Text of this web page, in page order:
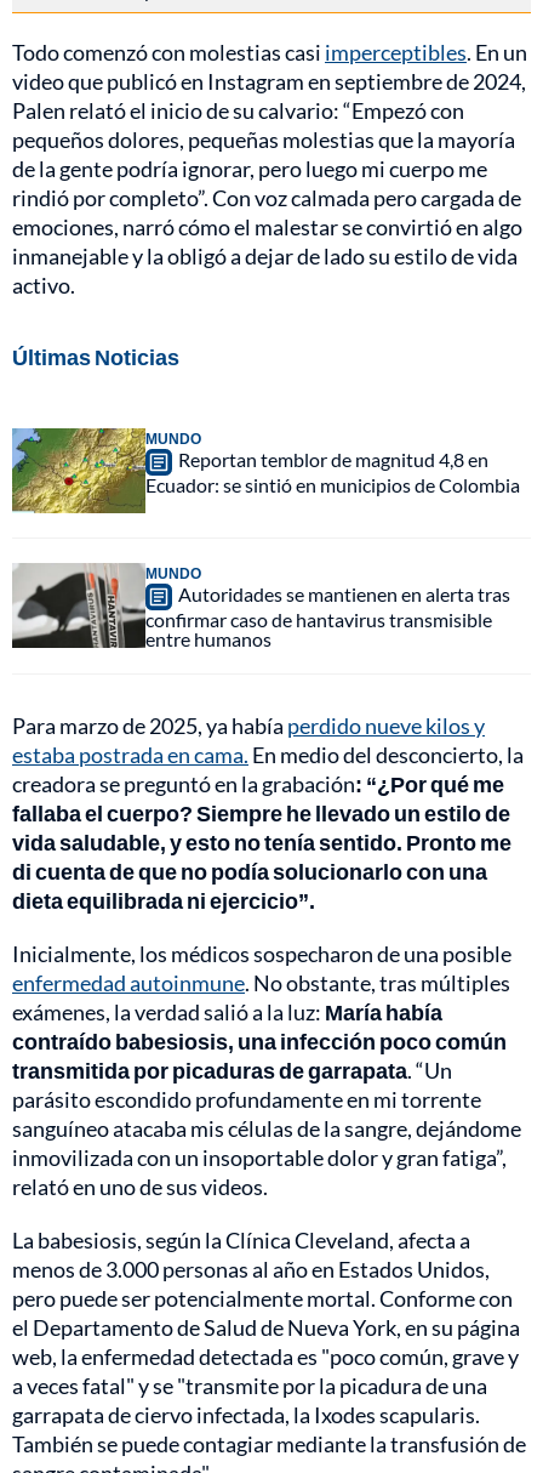
Todo comenzó con molestias casi imperceptibles. En un
video que publicó en Instagram en septiembre de 2024,
Palen relató el inicio de su calvario: “Empezó con
pequeños dolores, pequeñas molestias que la mayoría
de la gente podría ignorar, pero luego mi cuerpo me
rindió por completo”. Con voz calmada pero cargada de
emociones, narró cómo el malestar se convirtió en algo
inmanejable y la obligó a dejar de lado su estilo de vida
activo.
Últimas Noticias
MUNDO
Reportan temblor de magnitud 4,8 en
Ecuador: se sintió en municipios de Colombia
MUNDO
Autoridades se mantienen en alerta tras
confirmar caso de hantavirus transmisible
entre humanos
Para marzo de 2025, ya había perdido nueve kilos y
estaba postrada en cama. En medio del desconcierto, la
creadora se preguntó en la grabación: “¿Por qué me
fallaba el cuerpo? Siempre he llevado un estilo de
vida saludable, y esto no tenía sentido. Pronto me
di cuenta de que no podía solucionarlo con una
dieta equilibrada ni ejercicio”.
Inicialmente, los médicos sospecharon de una posible
enfermedad autoinmune. No obstante, tras múltiples
exámenes, la verdad salió a la luz: María había
contraído babesiosis, una infección poco común
transmitida por picaduras de garrapata. “Un
parásito escondido profundamente en mi torrente
sanguíneo atacaba mis células de la sangre, dejándome
inmovilizada con un insoportable dolor y gran fatiga”,
relató en uno de sus videos.
La babesiosis, según la Clínica Cleveland, afecta a
menos de 3.000 personas al año en Estados Unidos,
pero puede ser potencialmente mortal. Conforme con
el Departamento de Salud de Nueva York, en su página
web, la enfermedad detectada es "poco común, grave y
a veces fatal" y se "transmite por la picadura de una
garrapata de ciervo infectada, la Ixodes scapularis.
También se puede contagiar mediante la transfusión de